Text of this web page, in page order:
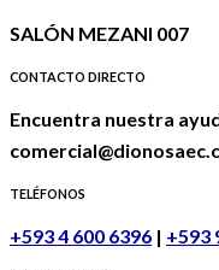
SALÓN MEZANI 007
CONTACTO DIRECTO
Encuentra nuestra
TELÉFONOS
+593 4 600 6396 | +593